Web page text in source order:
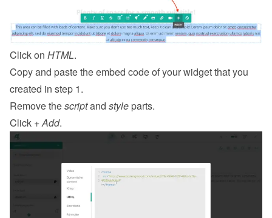
Click on HTML.
Copy and paste the embed code of your widget that you
created in step 1.
Remove the script and style parts.
Click + Add.